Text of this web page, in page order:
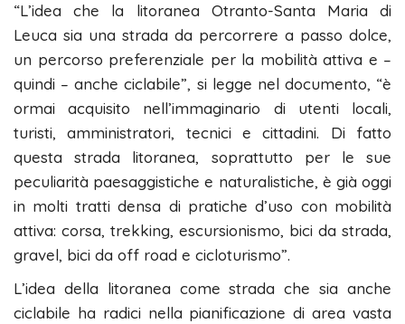
“L’idea che la litoranea Otranto-Santa Maria di
Leuca sia una strada da percorrere a passo dolce,
un percorso preferenziale per la mobilità attiva e –
quindi – anche ciclabile”, si legge nel documento, “è
ormai acquisito nell’immaginario di utenti locali,
turisti, amministratori, tecnici e cittadini. Di fatto
questa strada litoranea, soprattutto per le sue
peculiarità paesaggistiche e naturalistiche, è già oggi
in molti tratti densa di pratiche d’uso con mobilità
attiva: corsa, trekking, escursionismo, bici da strada,
gravel, bici da off road e cicloturismo”.
L’idea della litoranea come strada che sia anche
ciclabile ha radici nella pianificazione di area vasta